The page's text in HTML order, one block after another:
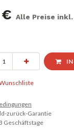
€ Alle Preise
IN
zurück-Garantie
Geschäftstage